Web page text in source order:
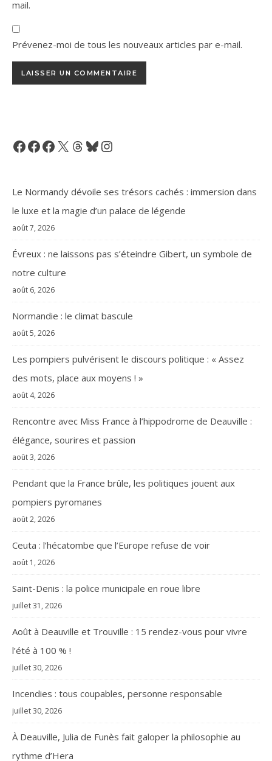
mail.
Prévenez-moi de tous les nouveaux articles par e-mail.
Facebook
Facebook
Facebook
X Threads
BlueskyInstagram
Le Normandy dévoile ses trésors cachés : immersion dans
le luxe et la magie d’un palace de légende
août 7, 2026
Évreux : ne laissons pas s’éteindre Gibert, un symbole de
notre culture
août 6, 2026
Normandie : le climat bascule
août 5, 2026
Les pompiers pulvérisent le discours politique : « Assez
des mots, place aux moyens ! »
août 4, 2026
Rencontre avec Miss France à l’hippodrome de Deauville :
élégance, sourires et passion
août 3, 2026
Pendant que la France brûle, les politiques jouent aux
pompiers pyromanes
août 2, 2026
Ceuta : l’hécatombe que l’Europe refuse de voir
août 1, 2026
Saint-Denis : la police municipale en roue libre
juillet 31, 2026
Août à Deauville et Trouville : 15 rendez-vous pour vivre
l’été à 100 % !
juillet 30, 2026
Incendies : tous coupables, personne responsable
juillet 30, 2026
À Deauville, Julia de Funès fait galoper la philosophie au
rythme d’Hera